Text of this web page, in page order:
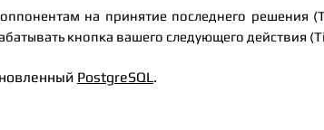
на принятие последнего решения
кнопка вашего следующего действия
PostgreSQL.